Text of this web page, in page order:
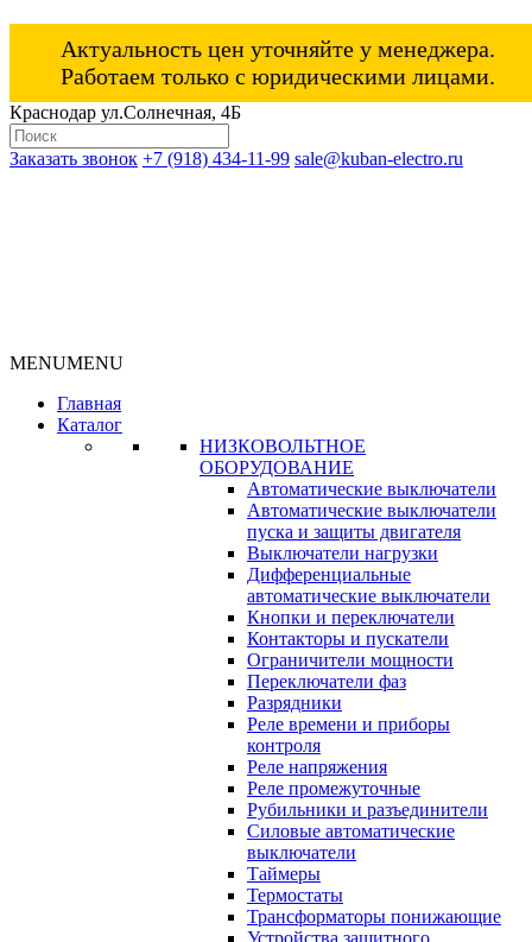
Актуальность цен уточняйте у менеджера.
Работаем только с юридическими лицами.
Краснодар ул.Солнечная, 4Б
Заказать звонок +7 (918) 434-11-99 sale@kuban-electro.ru
MENUMENU
Главная
Каталог
НИЗКОВОЛЬТНОЕ
ОБОРУДОВАНИЕ
Автоматические выключатели
Автоматические выключатели
пуска и защиты двигателя
Выключатели нагрузки
Дифференциальные
автоматические выключатели
Кнопки и переключатели
Контакторы и пускатели
Ограничители мощности
Переключатели фаз
Разрядники
Реле времени и приборы
контроля
Реле напряжения
Реле промежуточные
Рубильники и разъединители
Силовые автоматические
выключатели
Таймеры
Термостаты
Трансформаторы понижающие
Устройства защитного